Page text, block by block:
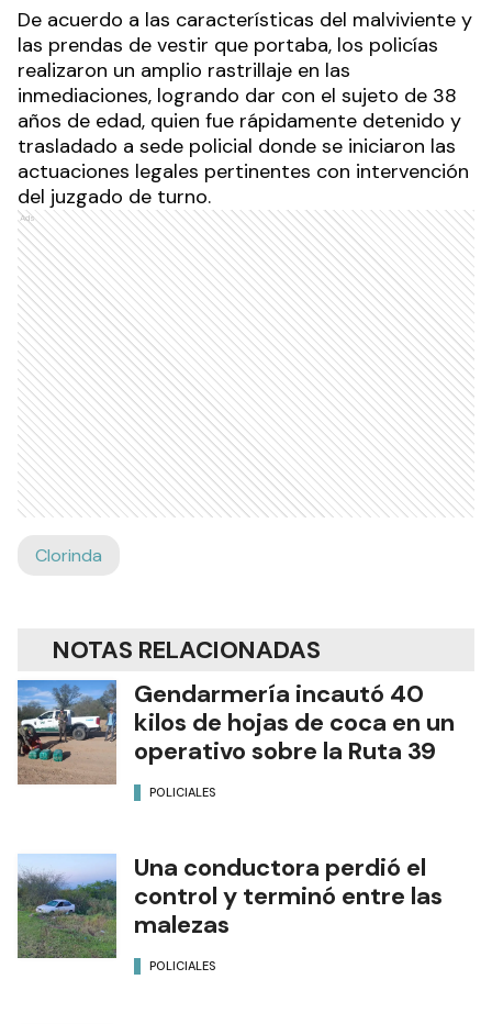
De acuerdo a las características del malviviente y
las prendas de vestir que portaba, los policías
realizaron un amplio rastrillaje en las
inmediaciones, logrando dar con el sujeto de 38
años de edad, quien fue rápidamente detenido y
trasladado a sede policial donde se iniciaron las
actuaciones legales pertinentes con intervención
del juzgado de turno.
Ads
Clorinda
NOTAS RELACIONADAS
Gendarmería incautó 40
kilos de hojas de coca en un
operativo sobre la Ruta 39
POLICIALES
Una conductora perdió el
control y terminó entre las
malezas
POLICIALES